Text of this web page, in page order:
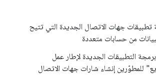
جهات الاتصال الجديدة التي تتيح
من حسابات متعددة
التطبيقات الجديدة لإطار عمل
للمطوّرين إنشاء شارات جهات الاتصال